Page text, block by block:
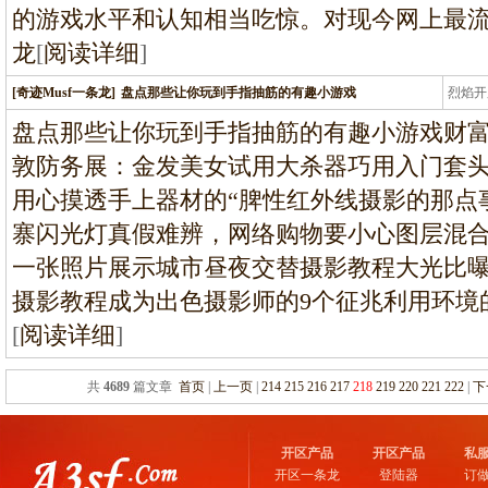
的游戏水平和认知相当吃惊。对现今网上最
龙[阅读详细]
[奇迹Musf一条龙] 盘点那些让你玩到手指抽筋的有趣小游戏 烈焰
龙
盘点那些让你玩到手指抽筋的有趣小游戏财
敦防务展：金发美女试用大杀器巧用入门套
用心摸透手上器材的“脾性红外线摄影的那
寨闪光灯真假难辨，网络购物要小心图层混
一张照片展示城市昼夜交替摄影教程大光比
摄影教程成为出色摄影师的9个征兆利用环
[阅读详细]
共 4689篇文章 首页| 上一页| 214 215 216 217 218 219 220 221 222| 下
开区产品
开区一条龙
开区产品
登陆器
私
订